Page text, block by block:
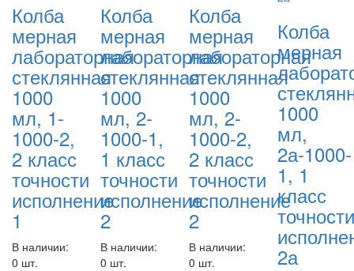
Колба
мерная
лабораторная
стеклянная
1000
мл, 1-
1000-2,
2 класс
точности
исполнение
1
В наличии:
0 шт.
Колба
мерная
лабораторная
стеклянная
1000
мл, 2-
1000-1,
1 класс
точности
исполнение
2
В наличии:
0 шт.
Колба
мерная
лабораторная
стеклянная
1000
мл, 2-
1000-2,
2 класс
точности
исполнение
2
В наличии:
0 шт.
Колба
мерная
1000
мл,
2а-1000-
1, 1
класс
точности
2а